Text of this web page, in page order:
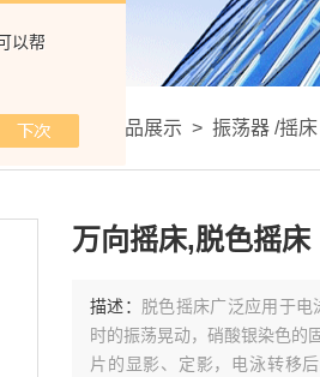
以帮
：首页 产品展示 > 振荡器 /摇床
万向摇床,脱色摇床
描述：
脱色摇床广泛应用于
时的振荡晃动，硝酸银染色的
片的显影、定影，电泳转移